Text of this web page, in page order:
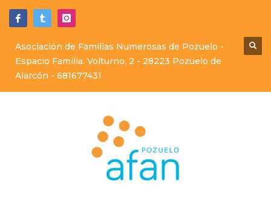
Asociación de Familias Numerosas de Pozuelo -
Espacio Familia. Volturno, 2 - 28223 Pozuelo de
Alarcón - 681677431